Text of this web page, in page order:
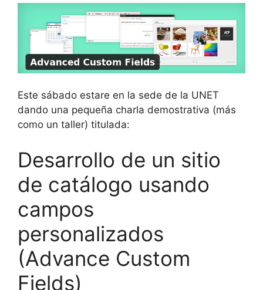
Este sábado estare en la sede de la UNET
dando una pequeña charla demostrativa (más
como un taller) titulada:
Desarrollo de un sitio
de catálogo usando
campos
personalizados
(Advance Custom
Fields)